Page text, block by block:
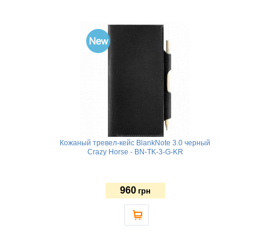
Кожаный тревел-кейс BlankNote 3.0 черный
Crazy Horse - BN-TK-3-G-KR
960 грн